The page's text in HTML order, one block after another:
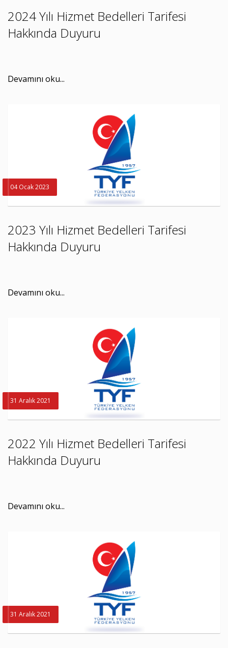
2024 Yılı Hizmet Bedelleri Tarifesi
Hakkında Duyuru
Devamını oku...
04 Ocak 2023
2023 Yılı Hizmet Bedelleri Tarifesi
Hakkında Duyuru
Devamını oku...
31 Aralık 2021
2022 Yılı Hizmet Bedelleri Tarifesi
Hakkında Duyuru
Devamını oku...
31 Aralık 2021